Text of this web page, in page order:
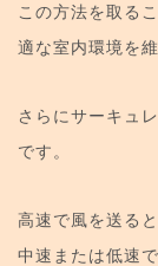
この方法を取る
適な室内環境を
さらにサーキュ
です。
高速で風を送る
中速または低速